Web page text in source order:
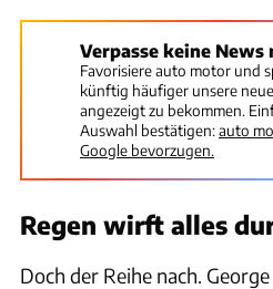
Verpasse keine News
Favorisiere auto motor und
künftig häufiger unsere
angezeigt zu bekommen.
Auswahl bestätigen:auto
Google bevorzugen.
Regen wirft alles
Doch der Reihe nach.